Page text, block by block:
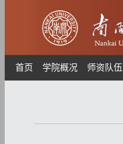
首页 学院概况 师资队伍